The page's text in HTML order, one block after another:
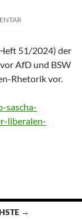
51/2024) der
AfD und BSW
Rhetorik vor.
sascha-
liberalen-
→